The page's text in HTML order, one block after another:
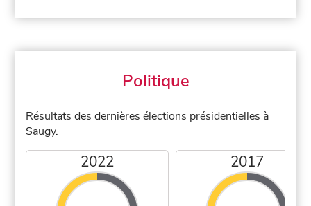
Politique
Résultats des dernières élections présidentielles à
Saugy.
2022 2017